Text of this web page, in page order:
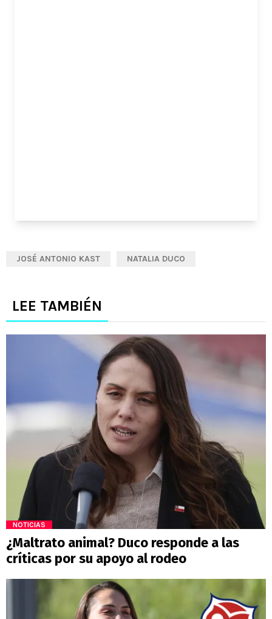
JOSÉ ANTONIO KAST NATALIA DUCO
LEE TAMBIÉN
NOTICIAS
¿Maltrato animal? Duco responde a las
críticas por su apoyo al rodeo